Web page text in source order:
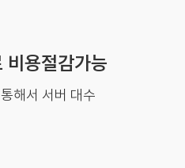
용절감가능
해서 서버 대수